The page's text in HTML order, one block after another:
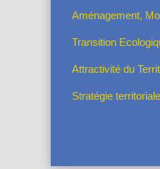
Aménagement,
Transition
Attractivité du
Stratégie